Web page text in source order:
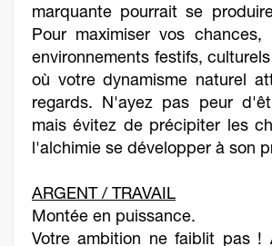
marquante pourrait se
Pour maximiser vos chances,
environnements festifs,
où votre dynamisme naturel
regards. N'ayez pas peur
mais évitez de précipiter les
l'alchimie se développer à son
ARGENT / TRAVAIL
Montée en puissance.
Votre ambition ne faiblit pas !